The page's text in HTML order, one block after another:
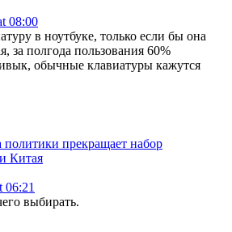
08:00
в ноутбуке, только если бы она
за полгода пользования 60%
обычные клавиатуры кажутся
прекращает набор
Китая
06:21
выбирать.